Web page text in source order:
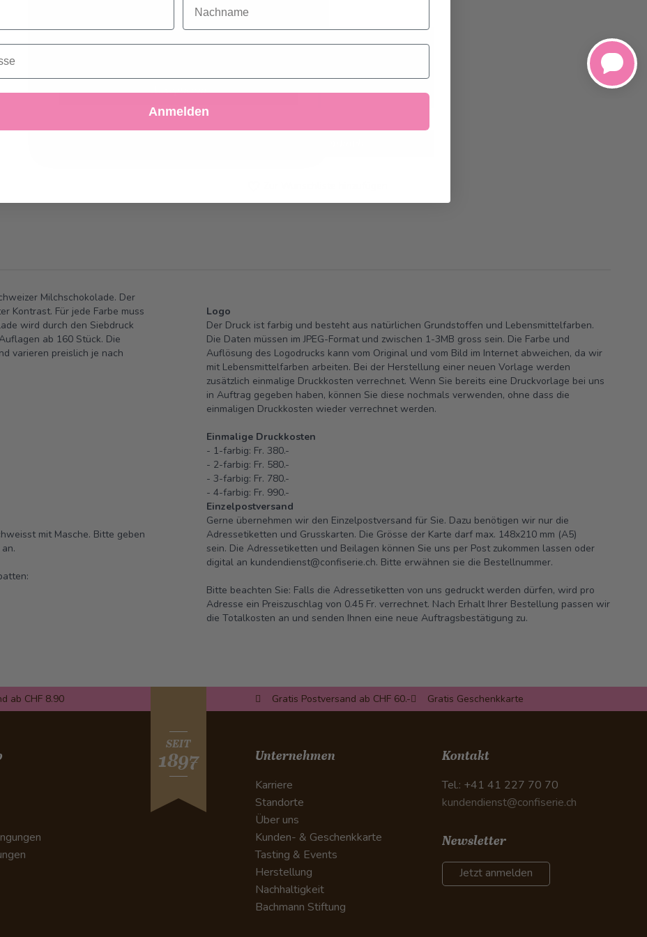
Abholung abSonntag, 13.09.2026
Kann frühstens abMontag, 14.09.2026geliefert
werden
Milchschokolade. Der
Kontrast. Für jede Farbe muss
wird durch den Siebdruck
ab 160 Stück. Die
varieren preislich je nach
mit Masche. Bitte geben
Logo
Der Druck ist farbig und besteht aus natürlichen Grundstoffen und Lebensmittelfarben.
Die Daten müssen im JPEG-Format und zwischen 1-3MB gross sein. Die Farbe und
Auflösung des Logodrucks kann vom Original und vom Bild im Internet abweichen, da wir
mit Lebensmittelfarben arbeiten. Bei der Herstellung einer neuen Vorlage werden
zusätzlich einmalige Druckkosten verrechnet. Wenn Sie bereits eine Druckvorlage bei uns
in Auftrag gegeben haben, können Sie diese nochmals verwenden, ohne dass die
einmaligen Druckkosten wieder verrechnet werden.
Einmalige Druckkosten
- 1-farbig: Fr. 380.-
- 2-farbig: Fr. 580.-
- 3-farbig: Fr. 780.-
- 4-farbig: Fr. 990.-
Einzelpostversand
Gerne übernehmen wir den Einzelpostversand für Sie. Dazu benötigen wir nur die
Adressetiketten und Grusskarten. Die Grösse der Karte darf max. 148x210 mm (A5)
sein. Die Adressetiketten und Beilagen können Sie uns per Post zukommen lassen oder
digital an kundendienst@confiserie.ch. Bitte erwähnen sie die Bestellnummer.
Bitte beachten Sie: Falls die Adressetiketten von uns gedruckt werden dürfen, wird pro
Adresse ein Preiszuschlag von 0.45 Fr. verrechnet. Nach Erhalt Ihrer Bestellung passen wir
die Totalkosten an und senden Ihnen eine neue Auftragsbestätigung zu.
ab CHF 8.90 Gratis Postversand ab CHF 60.- Gratis Geschenkkarte
SEIT
1897
Unternehmen
Karriere
Standorte
Über uns
Kunden- & Geschenkkarte
Tasting & Events
Herstellung
Nachhaltigkeit
Bachmann Stiftung
Kontakt
Tel.: +41 41 227 70 70
kundendienst@confiserie.ch
Newsletter
Jetzt anmelden
kann Ihr Erlebnis beeinträchtigt werden. Wenn Sie
mehr wissen möchten, lesen Sie bitte dieCookie-
Akzeptieren
Einstellungen anpassen
Anmelden